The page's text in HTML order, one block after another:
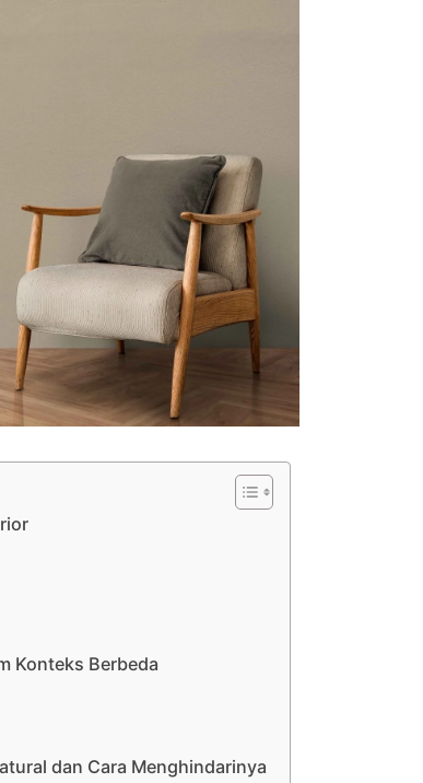
Konteks Berbeda
dan Cara Menghindarinya